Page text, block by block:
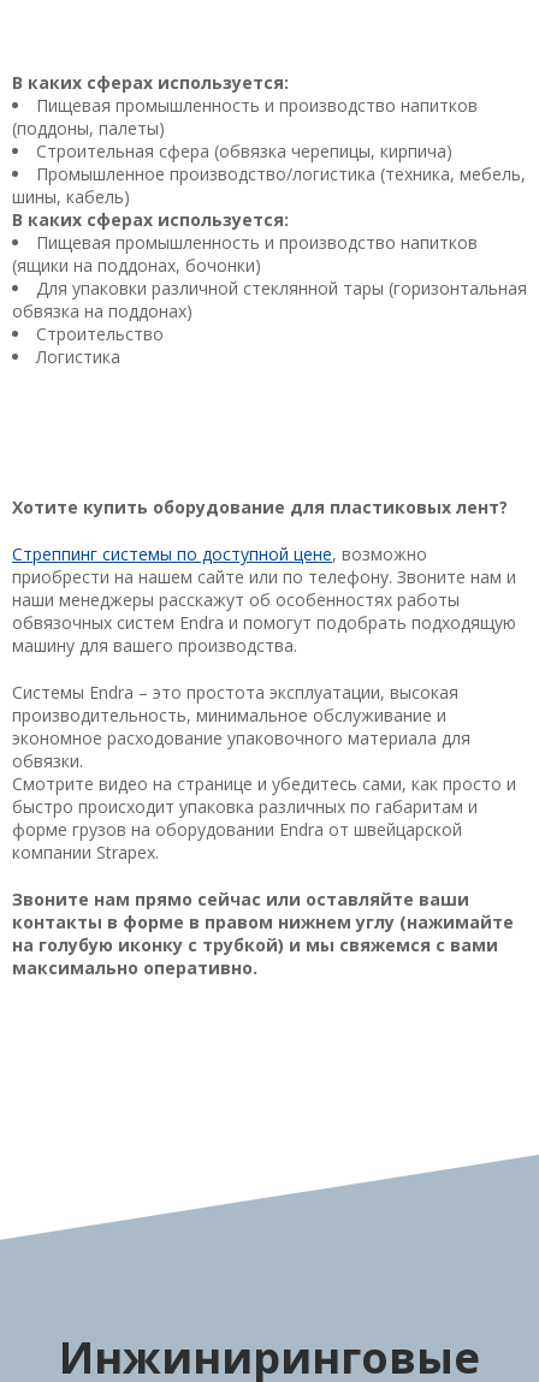
В каких сферах используется:
Пищевая промышленность и производство напитков
(поддоны, палеты)
Строительная сфера (обвязка черепицы, кирпича)
Промышленное производство/логистика (техника, мебель,
шины, кабель)
В каких сферах используется:
Пищевая промышленность и производство напитков
(ящики на поддонах, бочонки)
Для упаковки различной стеклянной тары (горизонтальная
обвязка на поддонах)
Строительство
Логистика
Хотите купить оборудование для пластиковых лент?
Стреппинг системы по доступной цене, возможно
приобрести на нашем сайте или по телефону. Звоните нам и
наши менеджеры расскажут об особенностях работы
обвязочных систем Endra и помогут подобрать подходящую
машину для вашего производства.
Системы Endra – это простота эксплуатации, высокая
производительность, минимальное обслуживание и
экономное расходование упаковочного материала для
обвязки.
Смотрите видео на странице и убедитесь сами, как просто и
быстро происходит упаковка различных по габаритам и
форме грузов на оборудовании Endra от швейцарской
компании Strapex.
Звоните нам прямо сейчас или оставляйте ваши
контакты в форме в правом нижнем углу (нажимайте
на голубую иконку с трубкой) и мы свяжемся с вами
максимально оперативно.
Инжиниринговые